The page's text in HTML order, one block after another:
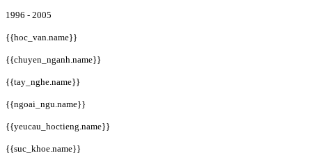
1996 - 2005
{{hoc_van.name}}
{{chuyen_nganh.name}}
{{tay_nghe.name}}
{{ngoai_ngu.name}}
{{yeucau_hoctieng.name}}
{{suc_khoe.name}}